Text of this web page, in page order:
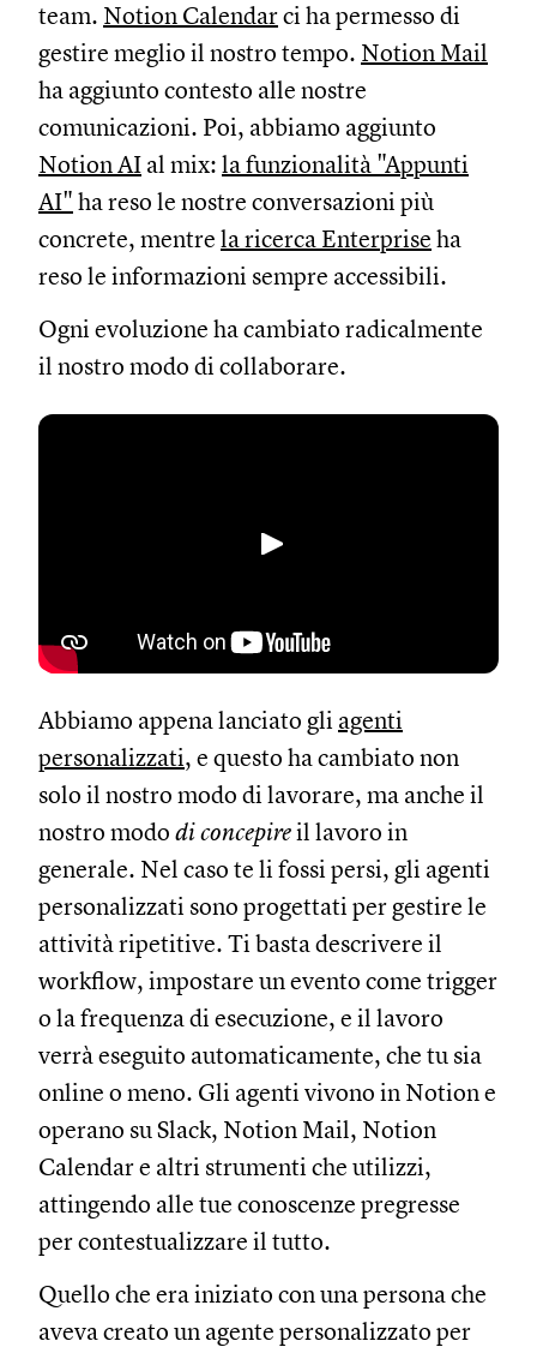
team. Notion Calendarci ha permesso di
gestire meglio il nostro tempo. Notion Mail
ha aggiunto contesto alle nostre
comunicazioni. Poi, abbiamo aggiunto
Notion AI al mix: la funzionalità "Appunti
AI" ha reso le nostre conversazioni più
concrete, mentre la ricerca Enterprise ha
reso le informazioni sempre accessibili.
Ogni evoluzione ha cambiato radicalmente
il nostro modo di collaborare.
Riproduci
Abbiamo appena lanciato gli agenti
personalizzati, e questo ha cambiato non
solo il nostro modo di lavorare, ma anche il
nostro modo di concepireil lavoro in
generale. Nel caso te li fossi persi, gli agenti
personalizzati sono progettati per gestire le
attività ripetitive. Ti basta descrivere il
workflow, impostare un evento come trigger
o la frequenza di esecuzione, e il lavoro
verrà eseguito automaticamente, che tu sia
online o meno. Gli agenti vivono in Notion e
operano su Slack, Notion Mail, Notion
Calendar e altri strumenti che utilizzi,
attingendo alle tue conoscenze pregresse
per contestualizzare il tutto.
Quello che era iniziato con una persona che
aveva creato un agente personalizzato per